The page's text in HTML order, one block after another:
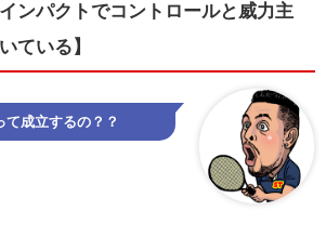
ンパクトでコントロールと威力主
ている】
て成立するの？？